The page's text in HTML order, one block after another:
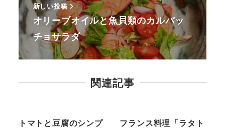
新しい投稿
オリーブオイルと魚貝類のカルパッ
チョサラダ
関連記事
トマトと豆腐のシンプ
フランス料理「ラタト